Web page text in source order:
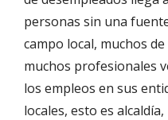
personas sin una
campo local, muchos
muchos profesionales
los empleos en sus
locales, esto es